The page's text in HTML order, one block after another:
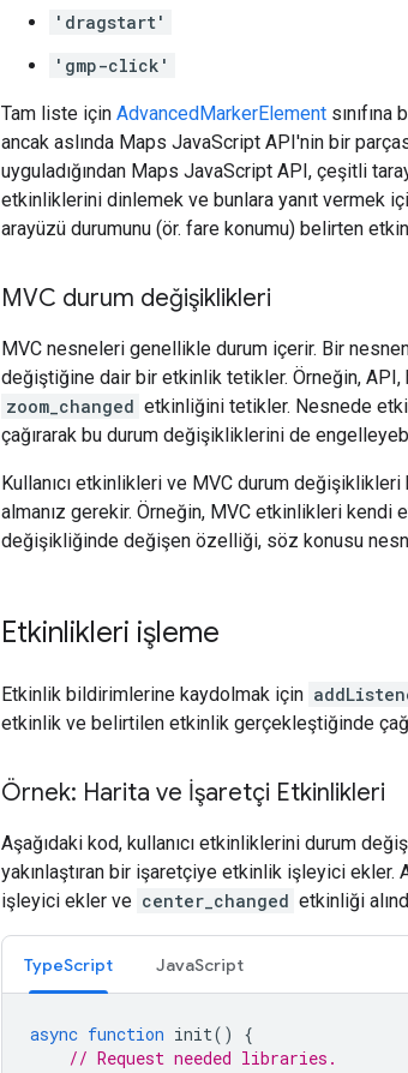
'dragstart'
'gmp-click'
Tam liste için AdvancedMarkerElement
ancak aslında Maps JavaScript API'nin bir
uyguladığından Maps JavaScript API, çeşitli
etkinliklerini dinlemek ve bunlara yanıt vermek
arayüzü durumunu (ör. fare konumu) belirten
MVC durum değişiklikleri
MVC nesneleri genellikle durum içerir. Bir
değiştiğine dair bir etkinlik tetikler. Örneğin, API,
zoom_changed etkinliğini tetikler. Nesnede
çağırarak bu durum değişikliklerini de
Kullanıcı etkinlikleri ve MVC durum
almanız gerekir. Örneğin, MVC etkinlikleri
değişikliğinde değişen özelliği, söz konusu
Etkinlikleri işleme
Etkinlik bildirimlerine kaydolmak için
etkinlik ve belirtilen etkinlik gerçekleştiğinde
Örnek: Harita ve İşaretçi Etkinlikleri
Aşağıdaki kod, kullanıcı etkinliklerini durum
yakınlaştıran bir işaretçiye etkinlik işleyici ekler.
işleyici ekler ve center_changed etkinliği
TypeScript JavaScript
async function init()
{
// Request needed libraries.